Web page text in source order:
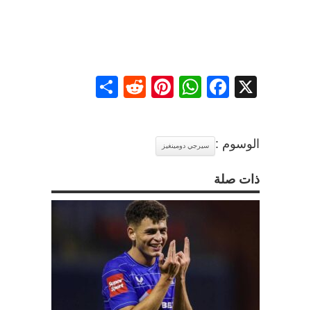
X
Facebook
WhatsApp
Pinterest
Reddit
الوسوم : سيرجي دومينغيز
ذات صلة